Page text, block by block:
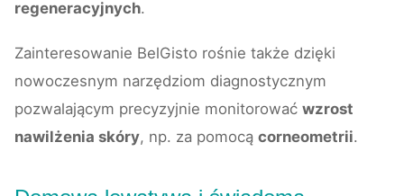
regeneracyjnych.
Zainteresowanie BelGisto rośnie także dzięki
nowoczesnym narzędziom diagnostycznym
pozwalającym precyzyjnie monitorować wzrost
nawilżenia skóry, np. za pomocą corneometrii.